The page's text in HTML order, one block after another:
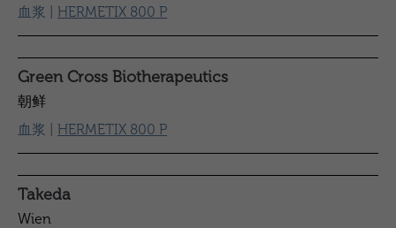
血浆 | HERMETIX 800 P
Green Cross Biotherapeutics
朝鲜
血浆 | HERMETIX 800 P
Takeda
Wien